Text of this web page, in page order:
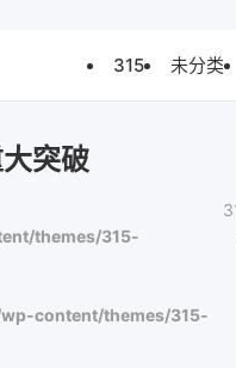
315 未分类
突破
themes/315-
content/themes/315-